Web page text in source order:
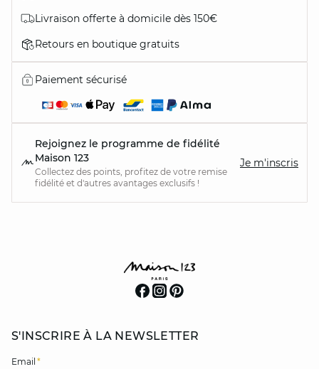
Livraison offerte à domicile dès 150€
Retours en boutique gratuits
Paiement sécurisé
Rejoignez le programme de fidélité
Maison 123
Collectez des points, profitez de votre remise
fidélité et d'autres avantages exclusifs !
Je m'inscris
S'INSCRIRE À LA NEWSLETTER
Email *